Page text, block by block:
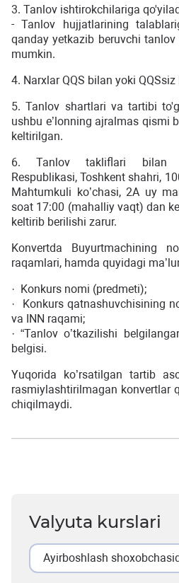
3. Tanlov ishtirokchilariga
- Tanlov hujjatlarining
qanday yetkazib beruvchi
mumkin.
4. Narxlar QQS bilan yoki
5. Tanlov shartlari va tartibi
ushbu e’lonning ajralmas qismi
keltirilgan.
6. Tanlov takliflari bilan
Respublikasi, Toshkent shahri,
Mahtumkuli ko’chasi, 2A uy
soat 17:00 (mahalliy vaqt) dan
keltirib berilishi zarur.
Konvertda Buyurtmachining
raqamlari, hamda quyidagi
· Konkurs nomi (predmeti);
· Konkurs qatnashuvchisining
va INN raqami;
· “Tanlov o’tkazilishi
belgisi.
Yuqorida ko’rsatilgan tartib
rasmiylashtirilmagan konvertlar
chiqilmaydi.
Valyuta kurslari
Ayirboshlash